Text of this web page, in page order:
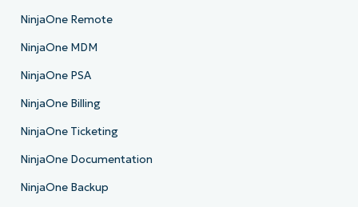
NinjaOne Remote
NinjaOne MDM
NinjaOne PSA
NinjaOne Billing
NinjaOne Ticketing
NinjaOne Documentation
NinjaOne Backup